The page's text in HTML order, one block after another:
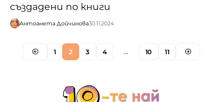
създадени по книги
Антоанета Дойчинова30.11.2024
1 2 3 4 … 10 11